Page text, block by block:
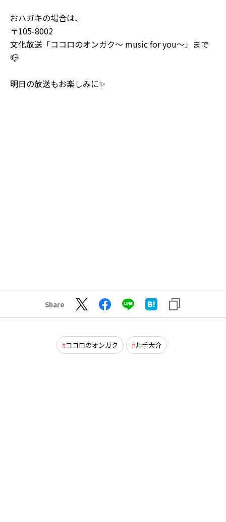
おハガキの場合は、
〒105-8002
文化放送「ココロのオンガク～ music for you～」まで
📪
明日の放送もお楽しみに✨
Share
ココロのオンガク 井手大介